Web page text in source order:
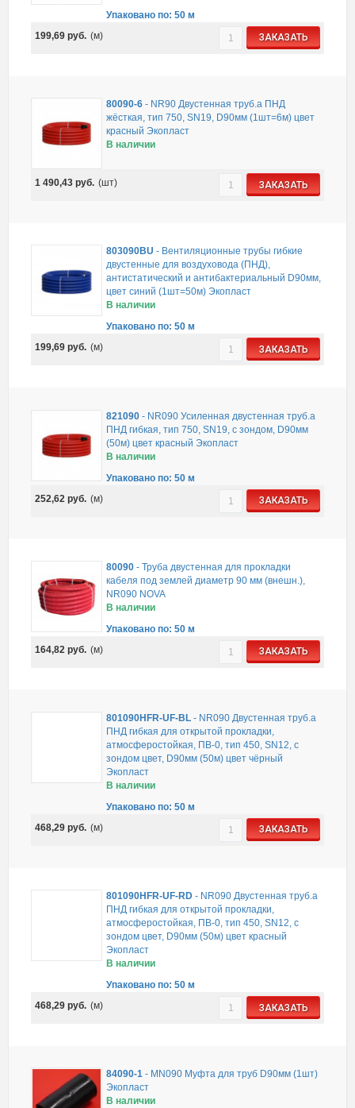
Упаковано по: 50 м
199,69 руб. (м) ЗАКАЗАТЬ
80090-6- NR90 Двустенная труб.а ПНД
жёсткая, тип 750, SN19, D90мм (1шт=6м) цвет
красный Экопласт
В наличии
1 490,43 руб. (шт) ЗАКАЗАТЬ
803090BU - Вентиляционные трубы гибкие
двустенные для воздуховода (ПНД),
антистатический и антибактериальный D90мм,
цвет синий (1шт=50м) Экопласт
В наличии
Упаковано по: 50 м
199,69 руб. (м) ЗАКАЗАТЬ
821090- NR090 Усиленная двустенная труб.а
ПНД гибкая, тип 750, SN19, с зондом, D90мм
(50м) цвет красный Экопласт
В наличии
Упаковано по: 50 м
252,62 руб. (м) ЗАКАЗАТЬ
80090- Труба двустенная для прокладки
кабеля под землей диаметр 90 мм (внешн.),
NR090 NOVA
В наличии
Упаковано по: 50 м
164,82 руб. (м) ЗАКАЗАТЬ
801090HFR-UF-BL- NR090 Двустенная труб.а
ПНД гибкая для открытой прокладки,
атмосферостойкая, ПВ-0, тип 450, SN12, с
зондом цвет, D90мм (50м) цвет чёрный
Экопласт
В наличии
Упаковано по: 50 м
468,29 руб. (м) ЗАКАЗАТЬ
801090HFR-UF-RD- NR090 Двустенная труб.а
ПНД гибкая для открытой прокладки,
атмосферостойкая, ПВ-0, тип 450, SN12, с
зондом цвет, D90мм (50м) цвет красный
Экопласт
В наличии
Упаковано по: 50 м
468,29 руб. (м) ЗАКАЗАТЬ
84090-1- MN090 Муфта для труб D90мм (1шт)
Экопласт
В наличии